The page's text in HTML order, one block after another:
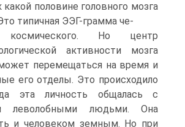
половине головного мозга
типичная ЭЭГ-грамма че-
космического. Но центр
активности мозга
перемещаться на время и
его отделы. Это происходило
эта личность общалась с
леволобными людьми. Она
и человеком земным. Но при